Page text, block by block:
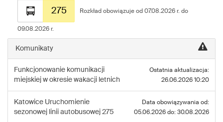
275
jazdy
275
Rozkład obowiązuje od 07.08.2026 r. do
09.08.2026 r.
Komunikaty
Funkcjonowanie komunikacji
miejskiej w okresie wakacji letnich
Ostatnia aktualizacja:
26.06.2026 10:20
Katowice Uruchomienie
sezonowej linii autobusowej 275
Data obowiązywania od:
05.06.2026 do: 30.08.2026